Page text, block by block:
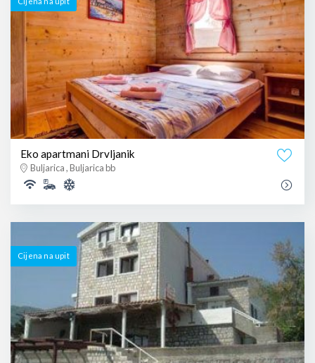
Eko apartmani Drvljanik
Buljarica , Buljarica bb
Cijena na upit